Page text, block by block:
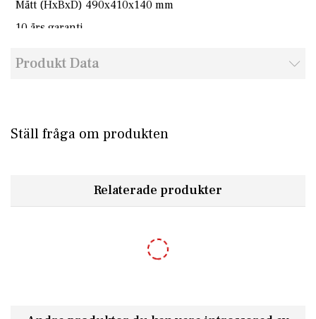
Mått (HxBxD) 490x410x140 mm
10 års garanti
Produkt Data
Ställ fråga om produkten
Relaterade produkter